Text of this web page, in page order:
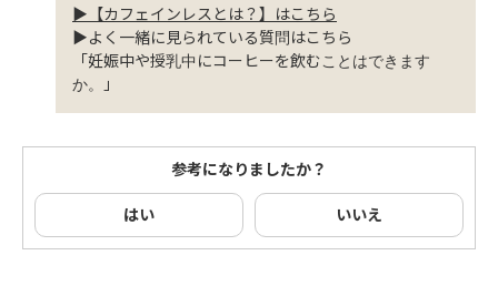
▶ 【カフェインレスとは？】
はこちら
▶よく一緒に見られている質問はこちら
「妊娠中や授乳中にコーヒーを飲むことはできます
か。」
参考になりましたか？
はい いいえ